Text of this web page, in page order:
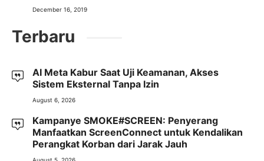
December 16, 2019
Terbaru
AI Meta Kabur Saat Uji Keamanan, Akses
Sistem Eksternal Tanpa Izin
August 6, 2026
Kampanye SMOKE#SCREEN: Penyerang
Manfaatkan ScreenConnect untuk Kendalikan
Perangkat Korban dari Jarak Jauh